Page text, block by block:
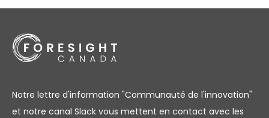
Notre lettre d'information "Communauté de l'innovation"
et notre canal Slack vous mettent en contact avec les